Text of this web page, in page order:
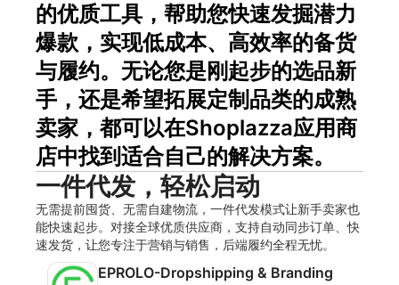
的优质工具，帮助您快速发掘潜力
爆款，实现低成本、高效率的备货
与履约。无论您是刚起步的选品新
手，还是希望拓展定制品类的成熟
卖家，都可以在Shoplazza应用商
店中找到适合自己的解决方案。
一件代发，轻松启动
无需提前囤货、无需自建物流，一件代发模式让新手卖家也
能快速起步。对接全球优质供应商，支持自动同步订单、快
速发货，让您专注于营销与销售，后端履约全程无忧。
EPROLO-Dropshipping & Branding